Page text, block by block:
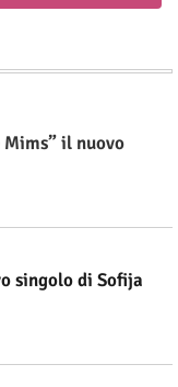
Mims” il nuovo
singolo di Sofija